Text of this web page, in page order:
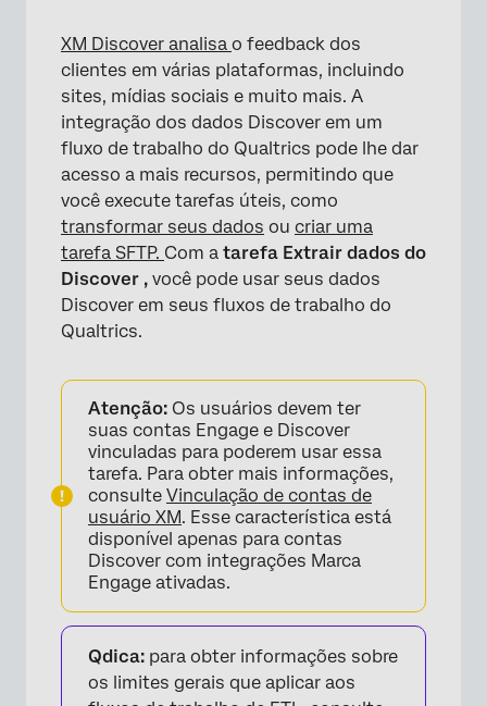
XM Discover analisa o feedback dos
clientes em várias plataformas, incluindo
sites, mídias sociais e muito mais. A
integração dos dados Discover em um
fluxo de trabalho do Qualtrics pode lhe dar
acesso a mais recursos, permitindo que
você execute tarefas úteis, como
transformar seus dados ou criar uma
tarefa SFTP. Com a tarefa Extrair dados do
Discover , você pode usar seus dados
Discover em seus fluxos de trabalho do
Qualtrics.
Atenção: Os usuários devem ter
suas contas Engage e Discover
vinculadas para poderem usar essa
tarefa. Para obter mais informações,
consulte Vinculação de contas de
usuário XM. Esse característica está
disponível apenas para contas
Discover com integrações Marca
Engage ativadas.
Qdica: para obter informações sobre
os limites gerais que aplicar aos